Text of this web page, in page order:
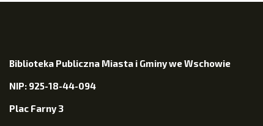
Biblioteka Publiczna Miasta i Gminy we Wschowie
NIP: 925-18-44-094
Plac Farny 3